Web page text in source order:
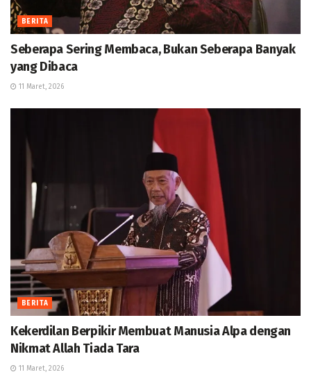
BERITA
Seberapa Sering Membaca, Bukan Seberapa Banyak
yang Dibaca
11 Maret, 2026
BERITA
Kekerdilan Berpikir Membuat Manusia Alpa dengan
Nikmat Allah Tiada Tara
11 Maret, 2026